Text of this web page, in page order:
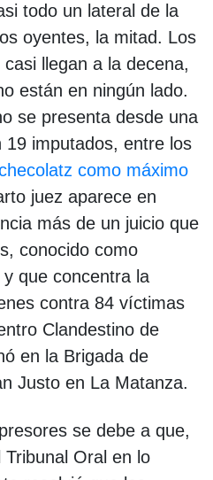
todo un lateral de la
oyentes, la mitad. Los
llegan a la decena,
están en ningún lado.
se presenta desde una
19 imputados, entre los
como máximo
juez aparece en
más de un juicio que
conocido como
que concentra la
contra 84 víctimas
Clandestino de
en la Brigada de
Justo en La Matanza.
se debe a que,
Oral en lo